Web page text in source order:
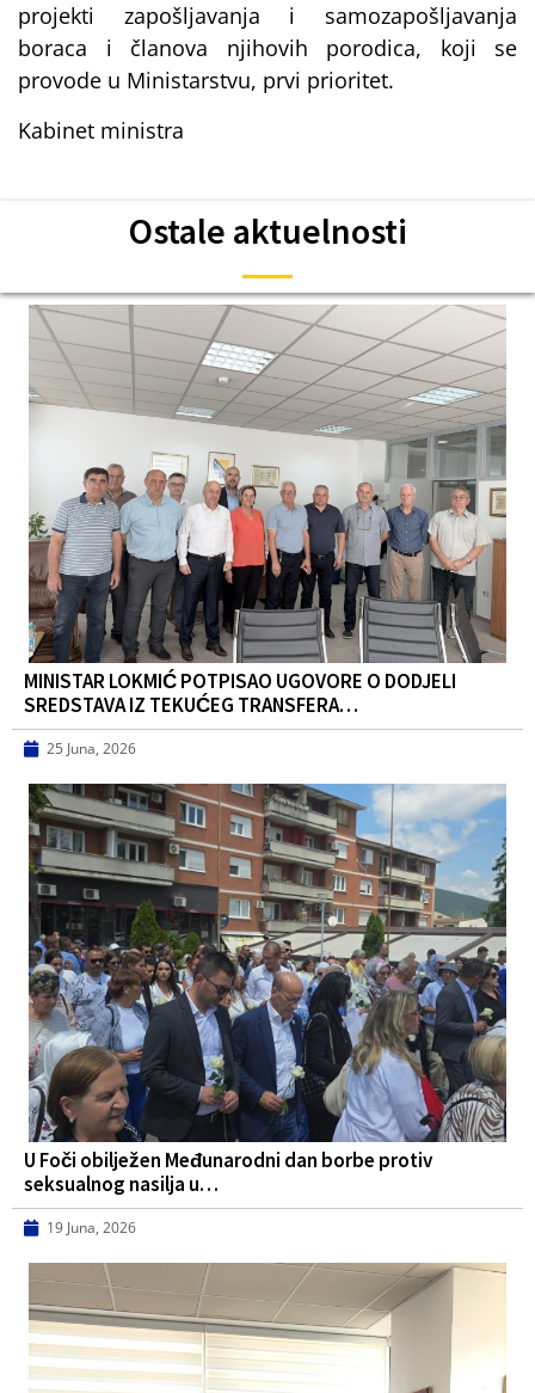
projekti zapošljavanja i samozapošljavanja
boraca i članova njihovih porodica, koji se
provode u Ministarstvu, prvi prioritet.
Kabinet ministra
Ostale aktuelnosti
MINISTAR LOKMIĆ POTPISAO UGOVORE O DODJELI
SREDSTAVA IZ TEKUĆEG TRANSFERA…
25 Juna, 2026
U Foči obilježen Međunarodni dan borbe protiv
seksualnog nasilja u…
19 Juna, 2026